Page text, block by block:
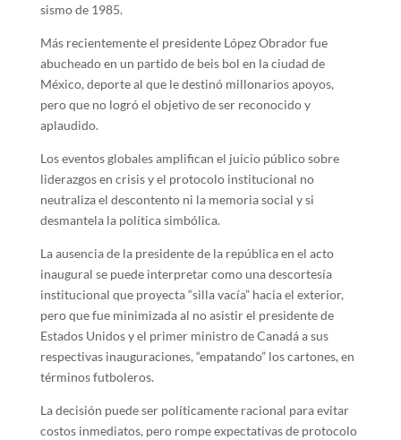
sismo de 1985.
Más recientemente el presidente López Obrador fue
abucheado en un partido de beis bol en la ciudad de
México, deporte al que le destinó millonarios apoyos,
pero que no logró el objetivo de ser reconocido y
aplaudido.
Los eventos globales amplifican el juicio público sobre
liderazgos en crisis y el protocolo institucional no
neutraliza el descontento ni la memoria social y si
desmantela la política simbólica.
La ausencia de la presidente de la república en el acto
inaugural se puede interpretar como una descortesía
institucional que proyecta “silla vacía” hacia el exterior,
pero que fue minimizada al no asistir el presidente de
Estados Unidos y el primer ministro de Canadá a sus
respectivas inauguraciones, “empatando” los cartones, en
términos futboleros.
La decisión puede ser políticamente racional para evitar
costos inmediatos, pero rompe expectativas de protocolo